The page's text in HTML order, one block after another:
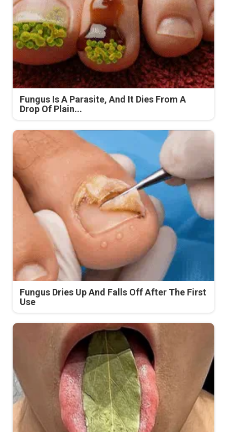
Fungus Is A Parasite, And It Dies From A
Drop Of Plain...
Fungus Dries Up And Falls Off After The First
Use